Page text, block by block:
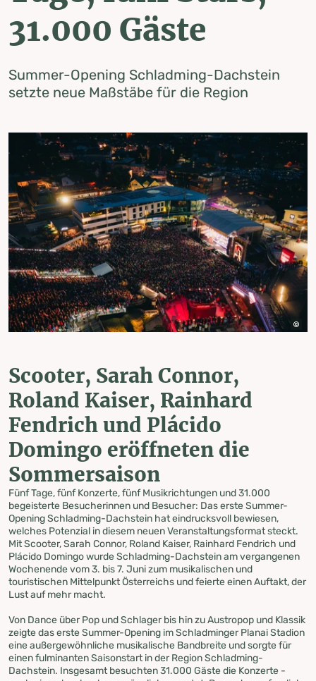
31.000 Gäste
Summer-Opening Schladming-Dachstein
setzte neue Maßstäbe für die Region
Scooter, Sarah Connor,
Roland Kaiser, Rainhard
Fendrich und Plácido
Domingo eröffneten die
Sommersaison
Fünf Tage, fünf Konzerte, fünf Musikrichtungen und 31.000
begeisterte Besucherinnen und Besucher: Das erste Summer-
Opening Schladming-Dachstein hat eindrucksvoll bewiesen,
welches Potenzial in diesem neuen Veranstaltungsformat steckt.
Mit Scooter, Sarah Connor, Roland Kaiser, Rainhard Fendrich und
Plácido Domingo wurde Schladming-Dachstein am vergangenen
Wochenende vom 3. bis 7. Juni zum musikalischen und
touristischen Mittelpunkt Österreichs und feierte einen Auftakt, der
Lust auf mehr macht.
Von Dance über Pop und Schlager bis hin zu Austropop und Klassik
zeigte das erste Summer-Opening im Schladminger Planai Stadion
eine außergewöhnliche musikalische Bandbreite und sorgte für
einen fulminanten Saisonstart in der Region Schladming-
Dachstein. Insgesamt besuchten 31.000 Gäste die Konzerte -